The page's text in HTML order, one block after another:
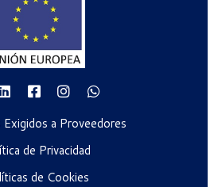
a Proveedores
de Privacidad
de Cookies